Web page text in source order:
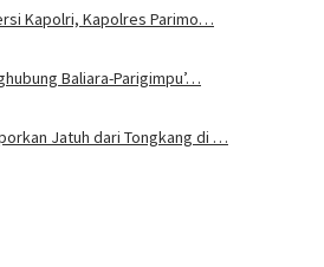
Kapolri, Kapolres Parimo…
Baliara-Parigimpu’…
Jatuh dari Tongkang di …